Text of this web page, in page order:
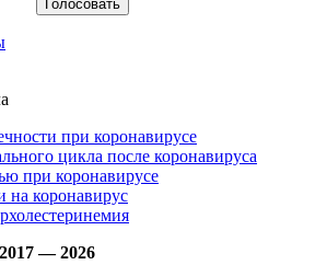
при коронавирусе
цикла после коронавируса
при коронавирусе
на коронавирус
— 2026